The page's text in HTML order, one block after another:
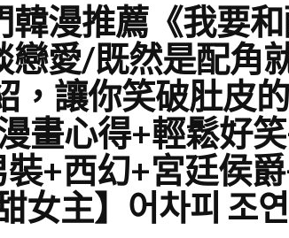
韓漫推薦《我要
戀愛/既然是配角
，讓你笑破肚皮
畫心得+輕鬆好
裝+西幻+宮廷侯
女主】어차피 조